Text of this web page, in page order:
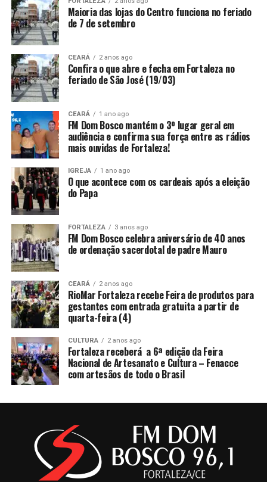
Maioria das lojas do Centro funciona no feriado
de 7 de setembro
CEARÁ 2 anos ago
Confira o que abre e fecha em Fortaleza no
feriado de São José (19/03)
CEARÁ 1 ano ago
FM Dom Bosco mantém o 3º lugar geral em
audiência e confirma sua força entre as rádios
mais ouvidas de Fortaleza!
IGREJA 1 ano ago
O que acontece com os cardeais após a eleição
do Papa
FORTALEZA 3 anos ago
FM Dom Bosco celebra aniversário de 40 anos
de ordenação sacerdotal de padre Mauro
CEARÁ 2 anos ago
RioMar Fortaleza recebe Feira de produtos para
gestantes com entrada gratuita a partir de
quarta-feira (4)
CULTURA 2 anos ago
Fortaleza receberá a 6ª edição da Feira
Nacional de Artesanato e Cultura – Fenacce
com artesãos de todo o Brasil